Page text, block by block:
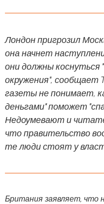
Лондон пригрозил
она начнет
они должны коснуться
окружения", сообщает
газеты не понимает,
деньгами" поможет
Недоумевают и
что правительство
те люди стоят у
Британия заявляет, что